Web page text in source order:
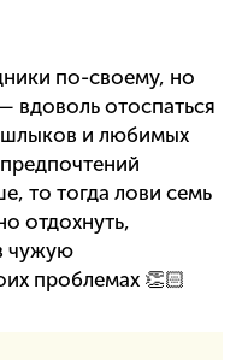
по-своему, но
вдоволь отоспаться
и любимых
то тогда лови семь
отдохнуть,
чужую
проблемах 👏🏻